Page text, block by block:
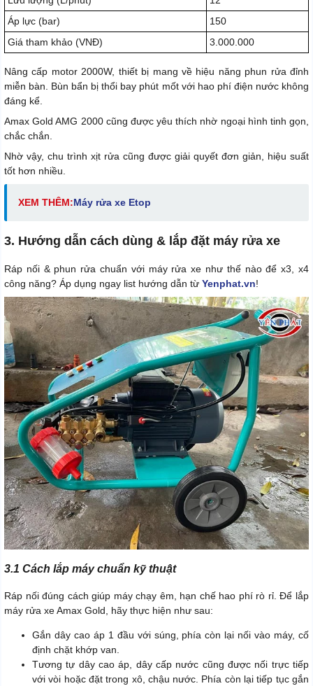
Áp lực (bar)
150
Giá tham khảo (VNĐ)
3.000.000
Nâng cấp motor 2000W, thiết bị mang về hiệu năng phun rửa đỉnh
miễn bàn. Bùn bẩn bị thổi bay phút mốt với hao phí điện nước không
đáng kể.
Amax Gold AMG 2000 cũng được yêu thích nhờ ngoại hình tinh gọn,
chắc chắn.
Nhờ vậy, chu trình xịt rửa cũng được giải quyết đơn giản, hiệu suất
tốt hơn nhiều.
XEM THÊM:Máy rửa xe Etop
3. Hướng dẫn cách dùng & lắp đặt máy rửa xe
Ráp nối & phun rửa chuẩn với máy rửa xe như thế nào để x3, x4
công năng? Áp dụng ngay list hướng dẫn từ Yenphat.vn!
3.1 Cách lắp máy chuẩn kỹ thuật
Ráp nối đúng cách giúp máy chạy êm, hạn chế hao phí rò rỉ. Để lắp
máy rửa xe Amax Gold, hãy thực hiện như sau:
Gắn dây cao áp 1 đầu với súng, phía còn lại nối vào máy, cố
định chặt khớp van.
Tương tự dây cao áp, dây cấp nước cũng được nối trực tiếp
với vòi hoặc đặt trong xô, chậu nước. Phía còn lại tiếp tục gắn